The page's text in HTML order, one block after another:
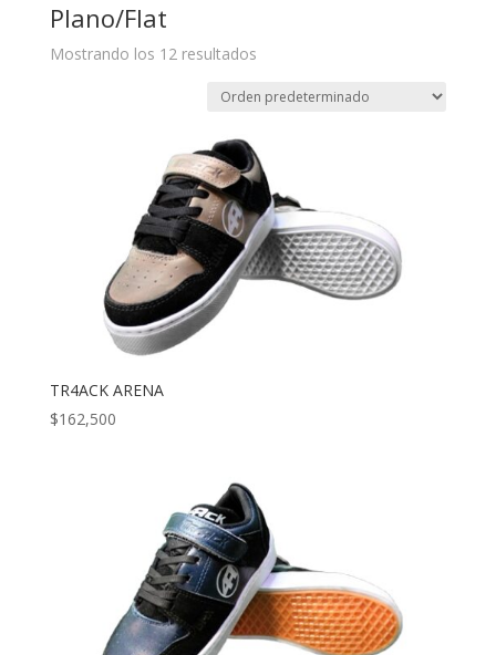
Plano/Flat
Mostrando los 12 resultados
TR4ACK ARENA
$162,500